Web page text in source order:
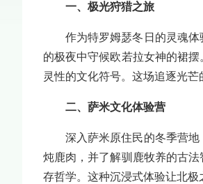
一、极光狩猎之旅
作为特罗姆瑟冬日的灵魂
的极夜中守候欧若拉女神的裙
灵性的文化符号。这场追逐光
二、萨米文化体验营
深入萨米原住民的冬季营
炖鹿肉，并了解驯鹿牧养的古
存哲学。这种沉浸式体验让北极